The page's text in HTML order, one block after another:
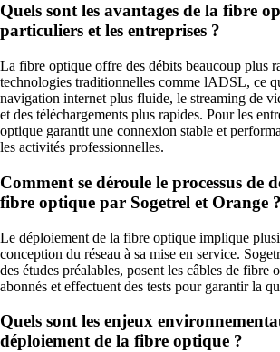
Quels sont les avantages de la fibre
particuliers et les entreprises ?
La fibre optique offre des débits beaucoup plus
technologies traditionnelles comme lADSL, ce
navigation internet plus fluide, le streaming de
et des téléchargements plus rapides. Pour les
optique garantit une connexion stable et
les activités professionnelles.
Comment se déroule le processus de
fibre optique par Sogetrel et Orange ?
Le déploiement de la fibre optique implique
conception du réseau à sa mise en service.
des études préalables, posent les câbles de fibre
abonnés et effectuent des tests pour garantir la
Quels sont les enjeux
déploiement de la fibre optique ?